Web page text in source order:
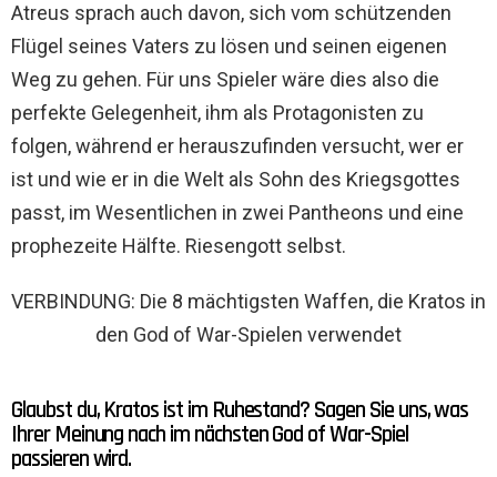
Atreus sprach auch davon, sich vom schützenden
Flügel seines Vaters zu lösen und seinen eigenen
Weg zu gehen. Für uns Spieler wäre dies also die
perfekte Gelegenheit, ihm als Protagonisten zu
folgen, während er herauszufinden versucht, wer er
ist und wie er in die Welt als Sohn des Kriegsgottes
passt, im Wesentlichen in zwei Pantheons und eine
prophezeite Hälfte. Riesengott selbst.
VERBINDUNG: Die 8 mächtigsten Waffen, die Kratos in
den God of War-Spielen verwendet
Glaubst du, Kratos ist im Ruhestand? Sagen Sie uns, was
Ihrer Meinung nach im nächsten God of War-Spiel
passieren wird.